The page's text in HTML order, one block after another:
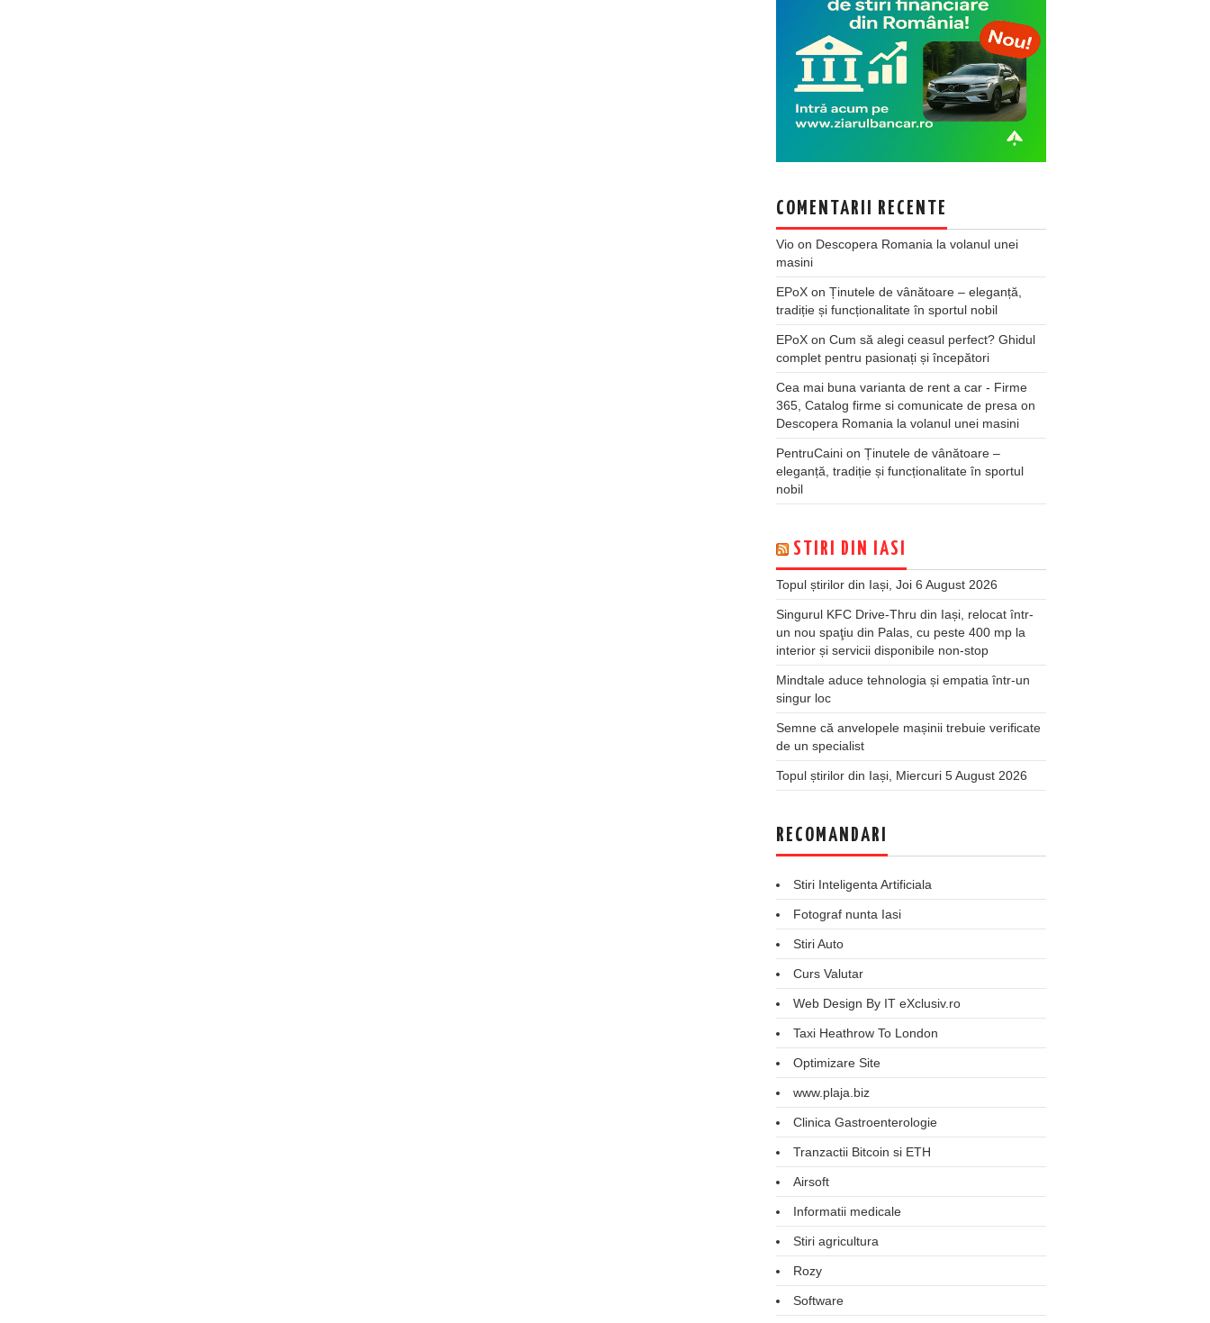
COMENTARII RECENTE
Vio on Descopera Romania la volanul unei
masini
EPoX on Ținutele de vânătoare – eleganță,
tradiție și funcționalitate în sportul nobil
EPoX on Cum să alegi ceasul perfect? Ghidul
complet pentru pasionați și începători
Cea mai buna varianta de rent a car - Firme
365, Catalog firme si comunicate de presa on
Descopera Romania la volanul unei masini
PentruCaini on Ținutele de vânătoare –
eleganță, tradiție și funcționalitate în sportul
nobil
STIRI DIN IASI
Topul știrilor din Iași, Joi 6 August 2026
Singurul KFC Drive-Thru din Iași, relocat într-
un nou spaţiu din Palas, cu peste 400 mp la
interior și servicii disponibile non-stop
Mindtale aduce tehnologia și empatia într-un
singur loc
Semne că anvelopele mașinii trebuie verificate
de un specialist
Topul știrilor din Iași, Miercuri 5 August 2026
RECOMANDARI
Stiri Inteligenta Artificiala
Fotograf nunta Iasi
Stiri Auto
Curs Valutar
Web Design By IT eXclusiv.ro
Taxi Heathrow To London
Optimizare Site
www.plaja.biz
Clinica Gastroenterologie
Tranzactii Bitcoin si ETH
Airsoft
Informatii medicale
Stiri agricultura
Rozy
Software